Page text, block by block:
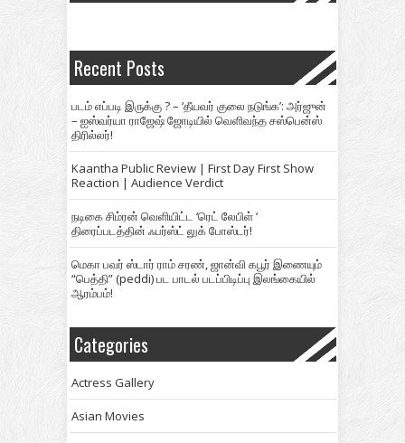
Recent Posts
படம் எப்படி இருக்கு ? – ‘தீயவர் குலை நடுங்க’: அர்ஜுன்
– ஐஸ்வர்யா ராஜேஷ் ஜோடியில் வெளிவந்த சஸ்பென்ஸ்
திரில்லர்!
Kaantha Public Review | First Day First Show
Reaction | Audience Verdict
நடிகை சிம்ரன் வெளியிட்ட ‘ரெட் லேபிள் ‘
திரைப்படத்தின் ஃபர்ஸ்ட் லுக் போஸ்டர்!
மெகா பவர் ஸ்டார் ராம் சரண், ஜான்வி கபூர் இணையும்
“பெத்தி” (peddi) பட பாடல் படப்பிடிப்பு இலங்கையில்
ஆரம்பம்!
Categories
Actress Gallery
Asian Movies